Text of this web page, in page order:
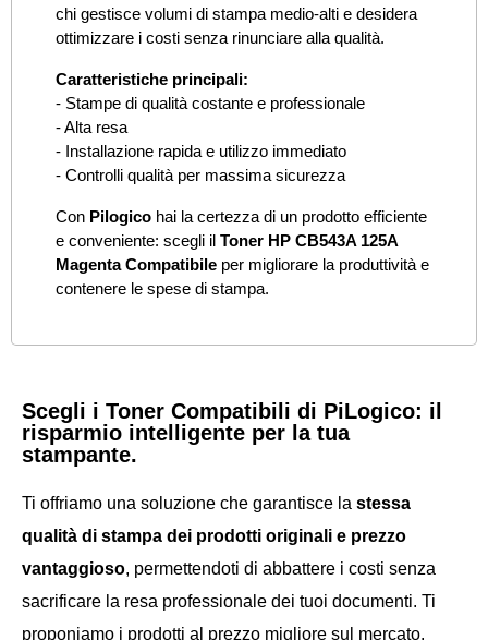
chi gestisce volumi di stampa medio-alti e desidera
ottimizzare i costi senza rinunciare alla qualità.
Caratteristiche principali:
- Stampe di qualità costante e professionale
- Alta resa
- Installazione rapida e utilizzo immediato
- Controlli qualità per massima sicurezza
Con Pilogico hai la certezza di un prodotto efficiente
e conveniente: scegli il Toner HP CB543A 125A
Magenta Compatibile per migliorare la produttività e
contenere le spese di stampa.
Scegli i Toner Compatibili di PiLogico: il
risparmio intelligente per la tua
stampante.
Ti offriamo una soluzione che garantisce la stessa
qualità di stampa dei prodotti originali e prezzo
vantaggioso, permettendoti di abbattere i costi senza
sacrificare la resa professionale dei tuoi documenti. Ti
proponiamo i prodotti al prezzo migliore sul mercato.